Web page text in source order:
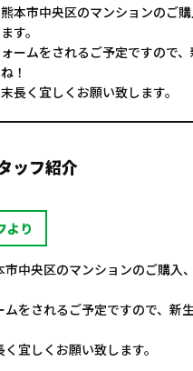
本市中央区のマンションのご
す。
ームをされるご予定ですので
！
長く宜しくお願い致します。
ッフ紹介
より
市中央区のマンションのご購入
ムをされるご予定ですので、新
宜しくお願い致します。